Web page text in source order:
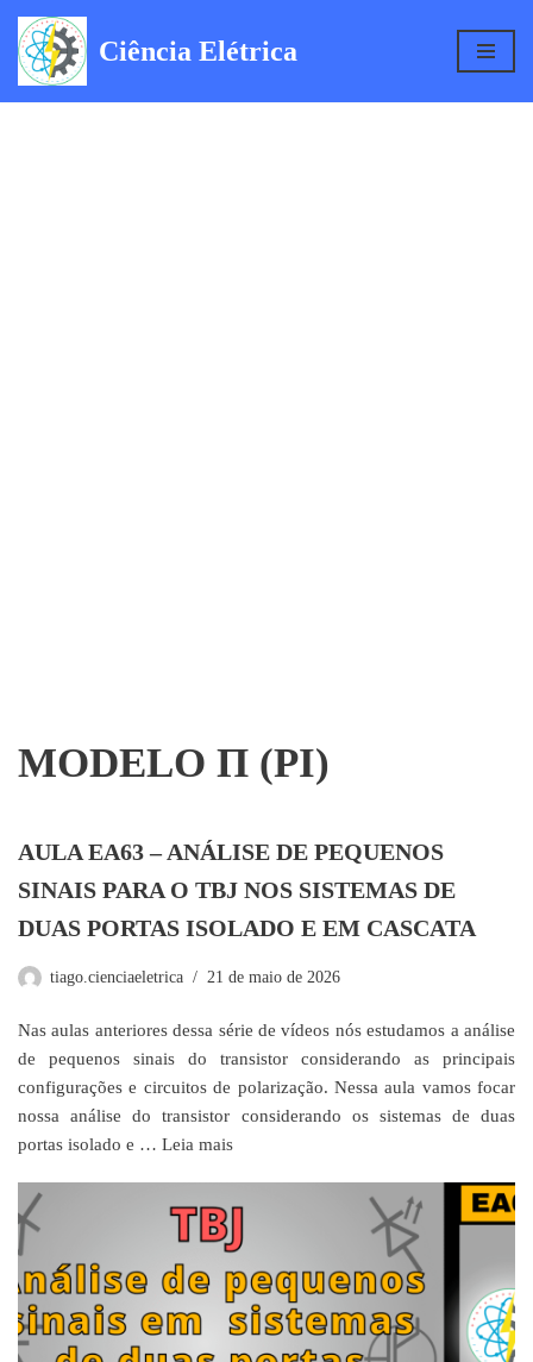
Pular
Ciência Elétrica
MODELO Π (PI)
AULA EA63 – ANÁLISE DE PEQUENOS
SINAIS PARA O TBJ NOS SISTEMAS DE
DUAS PORTAS ISOLADO E EM CASCATA
tiago.cienciaeletrica 21 de maio de 2026
Nas aulas anteriores dessa série de vídeos nós estudamos a análise
de pequenos sinais do transistor considerando as principais
configurações e circuitos de polarização. Nessa aula vamos focar
nossa análise do transistor considerando os sistemas de duas
portas isolado e … Leia mais